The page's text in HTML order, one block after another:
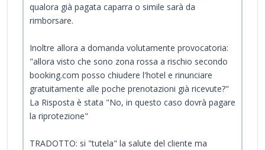
qualora già pagata caparra o simile sarà da
rimborsare.
Inoltre allora a domanda volutamente provocatoria:
"allora visto che sono zona rossa a rischio secondo
booking.com posso chiudere l'hotel e rinunciare
gratuitamente alle poche prenotazioni già ricevute?"
La Risposta è stata "No, in questo caso dovrà pagare
la riprotezione"
TRADOTTO: si "tutela" la salute del cliente ma